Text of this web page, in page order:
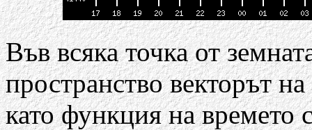
Във всяка точка от
пространство векторът
като функция на времето